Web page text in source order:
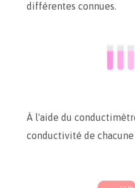
différentes connues.
À l'aide du
conductivité de